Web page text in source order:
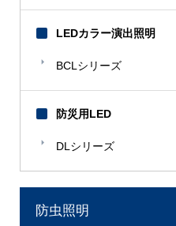
LEDカラー演出照明
BCLシリーズ
防災用LED
DLシリーズ
防虫照明